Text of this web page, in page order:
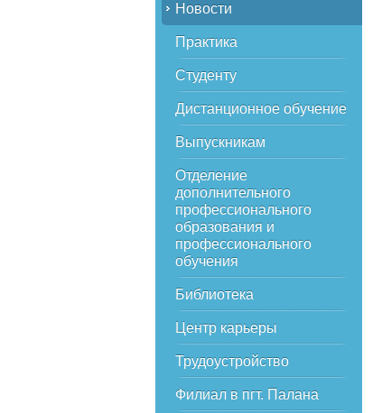
Новости
Практика
Студенту
Дистанционное обучение
Выпускникам
Отделение
дополнительного
профессионального
образования и
профессионального
обучения
Библиотека
Центр карьеры
Трудоустройство
Филиал в пгт. Палана